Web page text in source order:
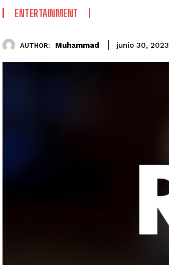
ENTERTAINMENT
AUTHOR: Muhammad junio 30, 2023